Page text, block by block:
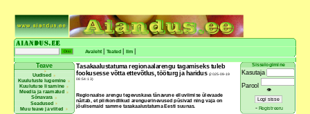
Avaleht Teated Ilm
Teave
Uudised
Kuulutuste lugemine
Kuulutuse lisamine
Meedia ja raamatud
Sõnavara
Seadused
Muu teave ja viited
Tasakaalustatuma regionaalarengu tagamiseks tuleb
fookusesse võtta ettevõtlus, tööturg ja haridus (2025-09-19
08:54:13)
Regionaalse arengu tegevuskava tänavune elluviimise ülevaade
näitab, et piirkondlikud arenguerinevused püsivad ning vaja on
jõulisemaid samme tasakaalustatuma Eesti suunas.
Sisselogimine
Kasutaja
Parool
👁
- Registreeru